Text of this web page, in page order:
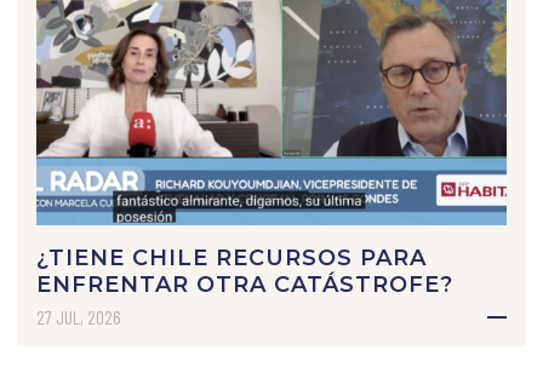
¿TIENE CHILE RECURSOS PARA
ENFRENTAR OTRA CATÁSTROFE?
27 JUL, 2026